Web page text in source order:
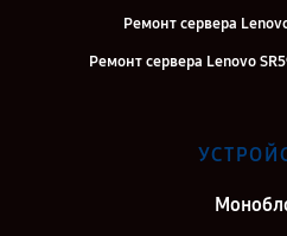
Ремонт сервера
Ремонт сервера Lenovo